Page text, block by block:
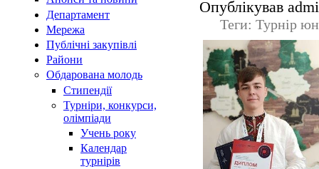
Департамент
Мережа
Публічні закупівлі
Райони
Обдарована молодь
Стипендії
Турнiри, конкурси,
олiмпiади
Учень року
Календар
турнірів
Опублікував
Теги: Турнір